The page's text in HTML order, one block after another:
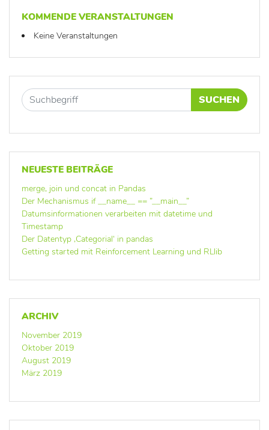
KOMMENDE VERANSTALTUNGEN
Keine Veranstaltungen
SUCHEN
NEUESTE BEITRÄGE
merge, join und concat in Pandas
Der Mechanismus if __name__ == ”__main__”
Datumsinformationen verarbeiten mit datetime und
Timestamp
Der Datentyp ‚Categorial‘ in pandas
Getting started mit Reinforcement Learning und RLlib
ARCHIV
November 2019
Oktober 2019
August 2019
März 2019